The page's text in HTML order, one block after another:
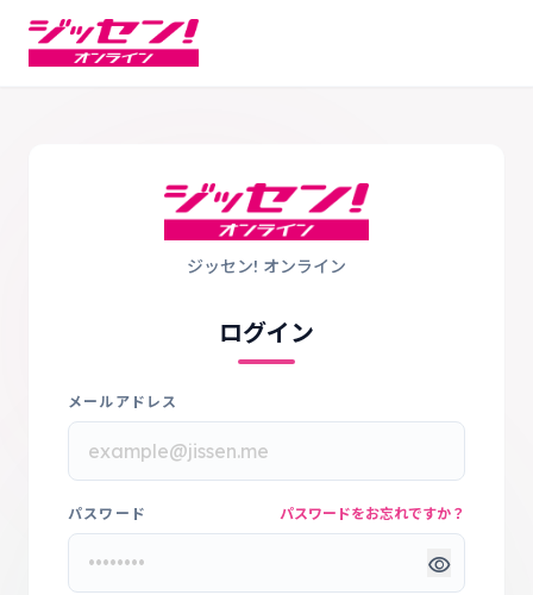
ジッセン! オンライン
ログイン
メールアドレス
パスワード パスワードをお忘れですか？
visibility